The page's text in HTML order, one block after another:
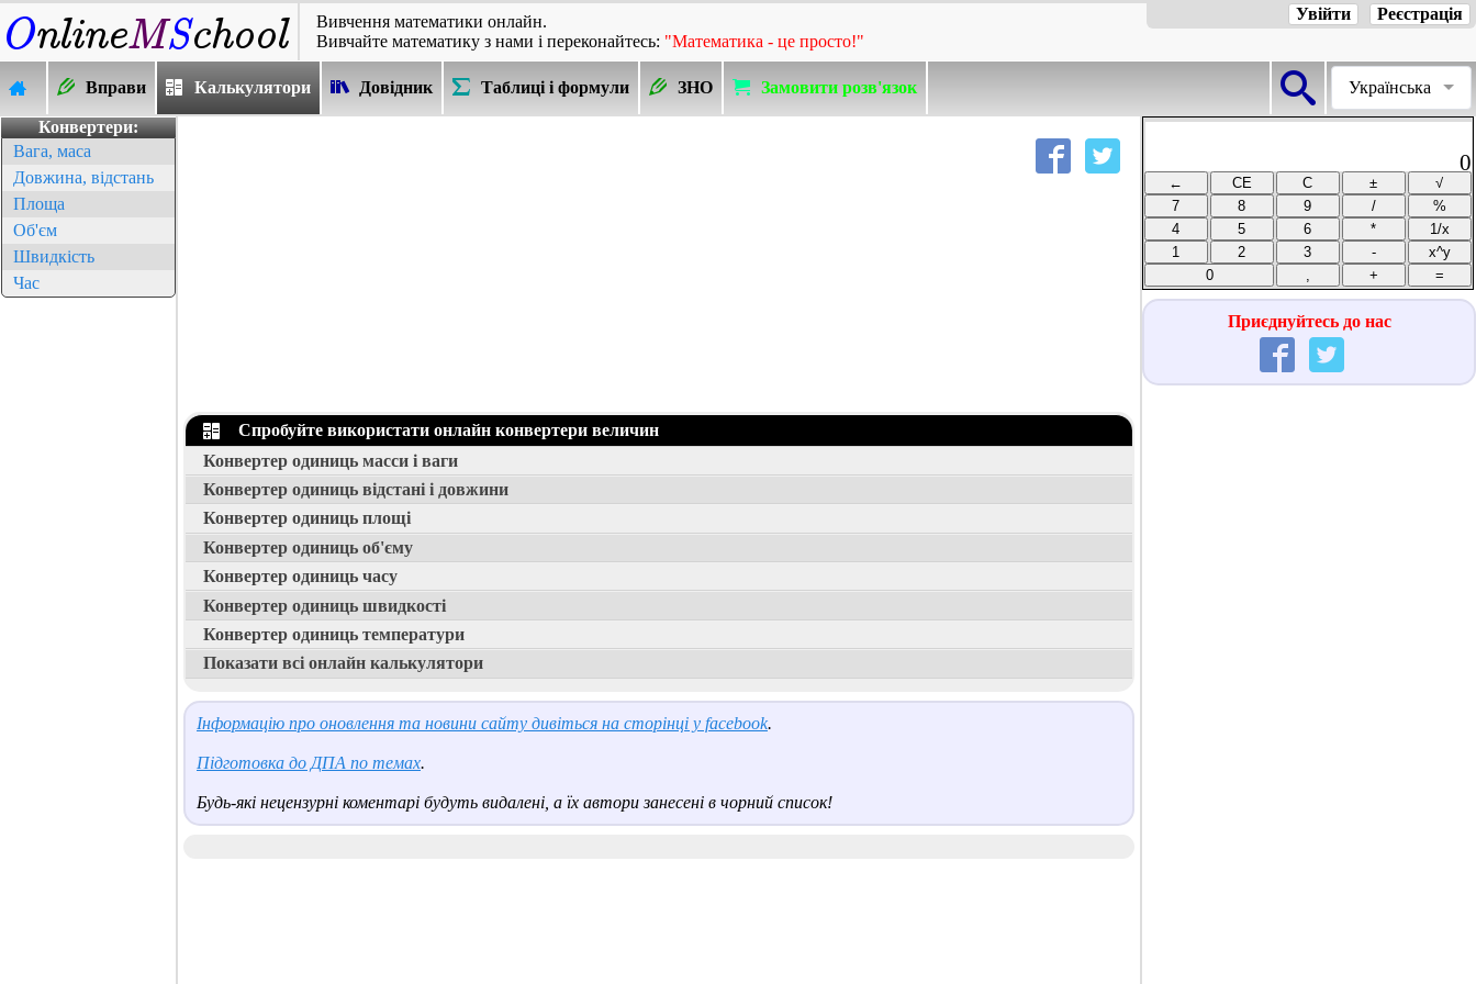
Вивчення математики онлайн.
Вивчайте математику з нами і переконайтесь: "Математика - це просто!"
Реєстрація
Увійти
Українська
Вправи Калькулятори Довідник Таблиці і формули ЗНО Замовити розв'язок
Конвертери:
Вага, маса
Довжина, відстань
Площа
Об'єм
Швидкість
Час
Спробуйте використати онлайн конвертери величин
Конвертер одиниць масси і ваги
Конвертер одиниць відстані і довжини
Конвертер одиниць площі
Конвертер одиниць об'єму
Конвертер одиниць часу
Конвертер одиниць швидкості
Конвертер одиниць температури
Показати всі онлайн калькулятори
Інформацію про оновлення та новини сайту дивіться на сторінці у facebook.
Підготовка до ДПА по темах.
Будь-які нецензурні коментарі будуть видалені, а їх автори занесені в чорний список!
0
Приєднуйтесь до нас